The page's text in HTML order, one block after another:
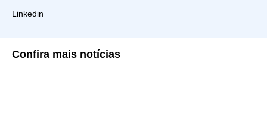
Linkedin
Confira mais notícias